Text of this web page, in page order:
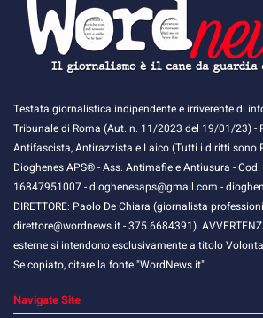
Testata giornalistica indipendente e irriverente di
Tribunale di Roma (Aut. n. 11/2023 del 19/01/23) -
Antifascista, Antirazzista e Laico (Tutti i diritti sono
Dioghenes APS® - Ass. Antimafie e Antiusura - Cod.
16847951007 - dioghenesaps@gmail.com -
DIRETTORE: Paolo De Chiara (giornalista
direttore@wordnews.it - ​​375.6684391).
esterne si intendono esclusivamente a titolo
Se copiato, citare la fonte "WordNews.it"
Navigate Site